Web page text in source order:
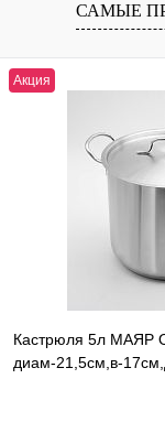
САМЫЕ
Акция
Кастрюля 5л
диам-21,5см,в-